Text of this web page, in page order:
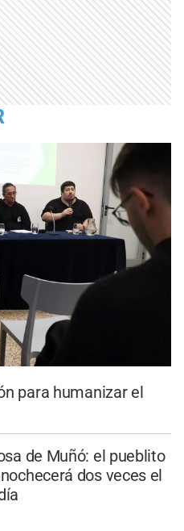
para humanizar el
de Muñó: el pueblito
dos veces el